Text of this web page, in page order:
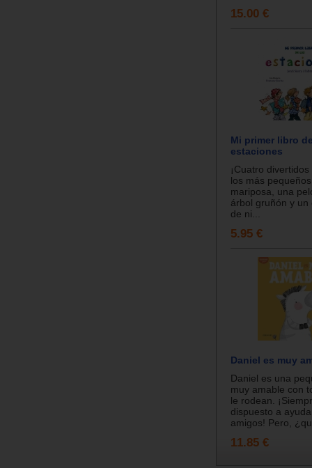
15.00 €
Mi primer libro
estaciones
¡Cuatro
los más
mariposa, una
árbol gruñón y un
de ni...
5.95 €
Daniel es muy
Daniel es una
muy amable con
le rodean.
dispuesto a
amigos! Pero,
11.85 €